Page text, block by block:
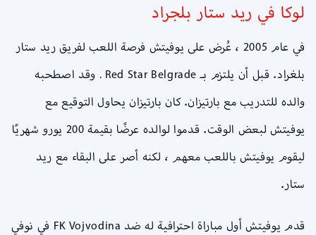
لوكا في ريد ستار بلجراد
في عام 2005 ، عُرض على يوفيتش فرصة اللعب لفريق ريد ستار
بلغراد. قبل أن يلتزم بـ Red Star Belgrade . وقد اصطحبه
والده للتدريب مع بارتيزان. كان بارتيزان يحاول التوقيع مع
يوفيتش لبعض الوقت. قدموا لوالده عرضًا بقيمة 200 يورو شهريًا
ليقوم يوفيتش باللعب معهم ، لكنه أصر على البقاء مع ريد
ستار.
قدم يوفيتش أول مباراة احترافية له ضد FK Vojvodina في نوفي